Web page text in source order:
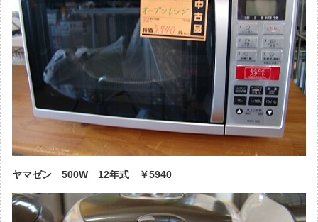
ヤマゼン 500W 12年式 ￥5940